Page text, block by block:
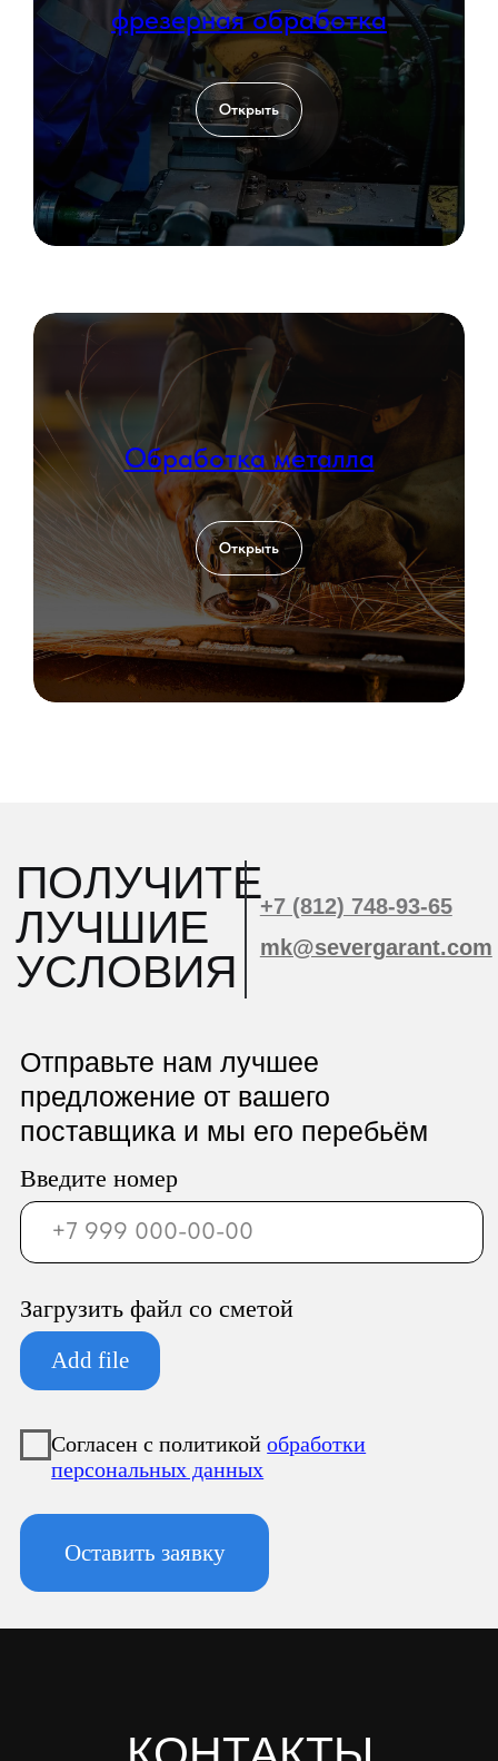
фрезерная обработка
Открыть
Обработка металла
Открыть
ООО «Север Гарант»
Юридический адрес:
муниципальный округ
Новоизмайловское, пл. Конституции, д.
3, к. 2, литера А, помещ. 135-Н офис А-1,
комната 2
Фактический адрес:
196247, Санкт-Петербург г, вн.тер.г.
муниципальный округ
КПП 781001001